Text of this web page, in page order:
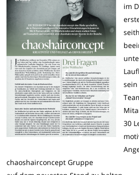
im
sein
30
chaoshairconcept Gruppe